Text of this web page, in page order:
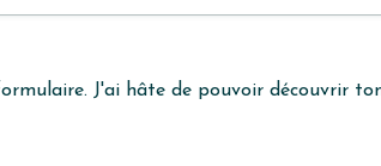
J'ai hâte de pouvoir découvrir